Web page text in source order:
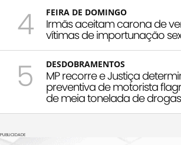
4 FEIRA DE DOMINGO
Irmãs aceitam carona de
vítimas de importunação
5 DESDOBRAMENTOS
MP recorre e Justiça
preventiva de motorista
de meia tonelada de drogas
PUBLICIDADE